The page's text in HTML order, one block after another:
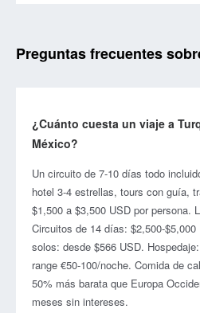
Preguntas frecuentes
¿Cuánto cuesta un viaje a
México?
Un circuito de 7-10 días todo
hotel 3-4 estrellas, tours con guía,
$1,500 a $3,500 USD por persona.
Circuitos de 14 días: $2,500-$5,000
solos: desde $566 USD.
range €50-100/noche. Comida de
50% más barata que Europa
meses sin intereses.